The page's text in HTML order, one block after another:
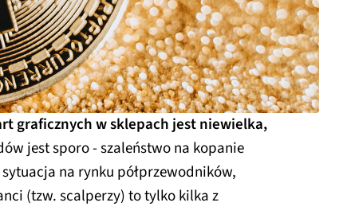
graficznych w sklepach jest niewielka,
jest sporo - szaleństwo na kopanie
na rynku półprzewodników,
(tzw. scalperzy) to tylko kilka z